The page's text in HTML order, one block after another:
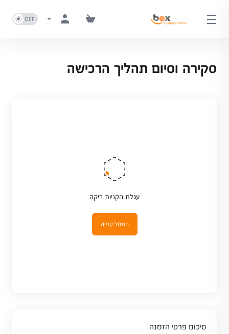
סקירה וסיום תהליך הרכישה
עגלת הקניות ריקה
התחל קנייה
סיכום פרטי הזמנה